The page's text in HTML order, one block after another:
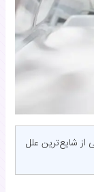
از شایع‌ترین علل